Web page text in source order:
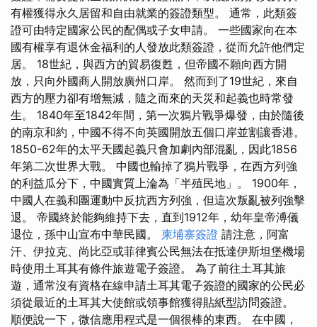
有權獲得永久居留和自由就業的簽證類型。 通常，此類簽
證可由特定國家公民的配偶或子女申請。 一些國家向在本
國有權享有退休金福利的人發放此類簽證，從而允許他們定
居。 18世紀，與西方的貿易復甦，但帝國不願向西方開
放，只向外國商人開放廣州口岸。 然而到了19世紀，來自
西方的壓力卻有增無減，隨之而來的天災和起義也時常發
生。 1840年至1842年間，第一次鴉片戰爭爆發，由於隨後
的南京和約，中國不得不向英國開放五個口岸並割讓香港。
1850-62年的太平天國起義只會加劇內部混亂，因此1856
年第二次世界大戰。 中國也輸掉了鴉片戰爭，在西方列強
的利益瓜分下，中國實質上淪為「半殖民地」。 1900年，
中國人在義和團運動中反抗西方列強，但這次叛亂被列強擊
退。 帝國終於能夠維持下去，直到1912年，幼年皇帝溥儀
退位，孫中山宣布中華民國。 柬埔寨簽證 請注意，阿富
汗、伊拉克、尚比亞或菲律賓公民無法在抵達伊斯坦堡機場
時使用土耳其有條件旅遊電子簽證。 為了前往土耳其旅
遊，通常沒有資格在線申請土耳其電子簽證的國家的公民必
須從最近的土耳其大使館或領事館獲得貼紙型訪問簽證。
順便說一下，微信應用程式是一個很棒的東西。 在中國，